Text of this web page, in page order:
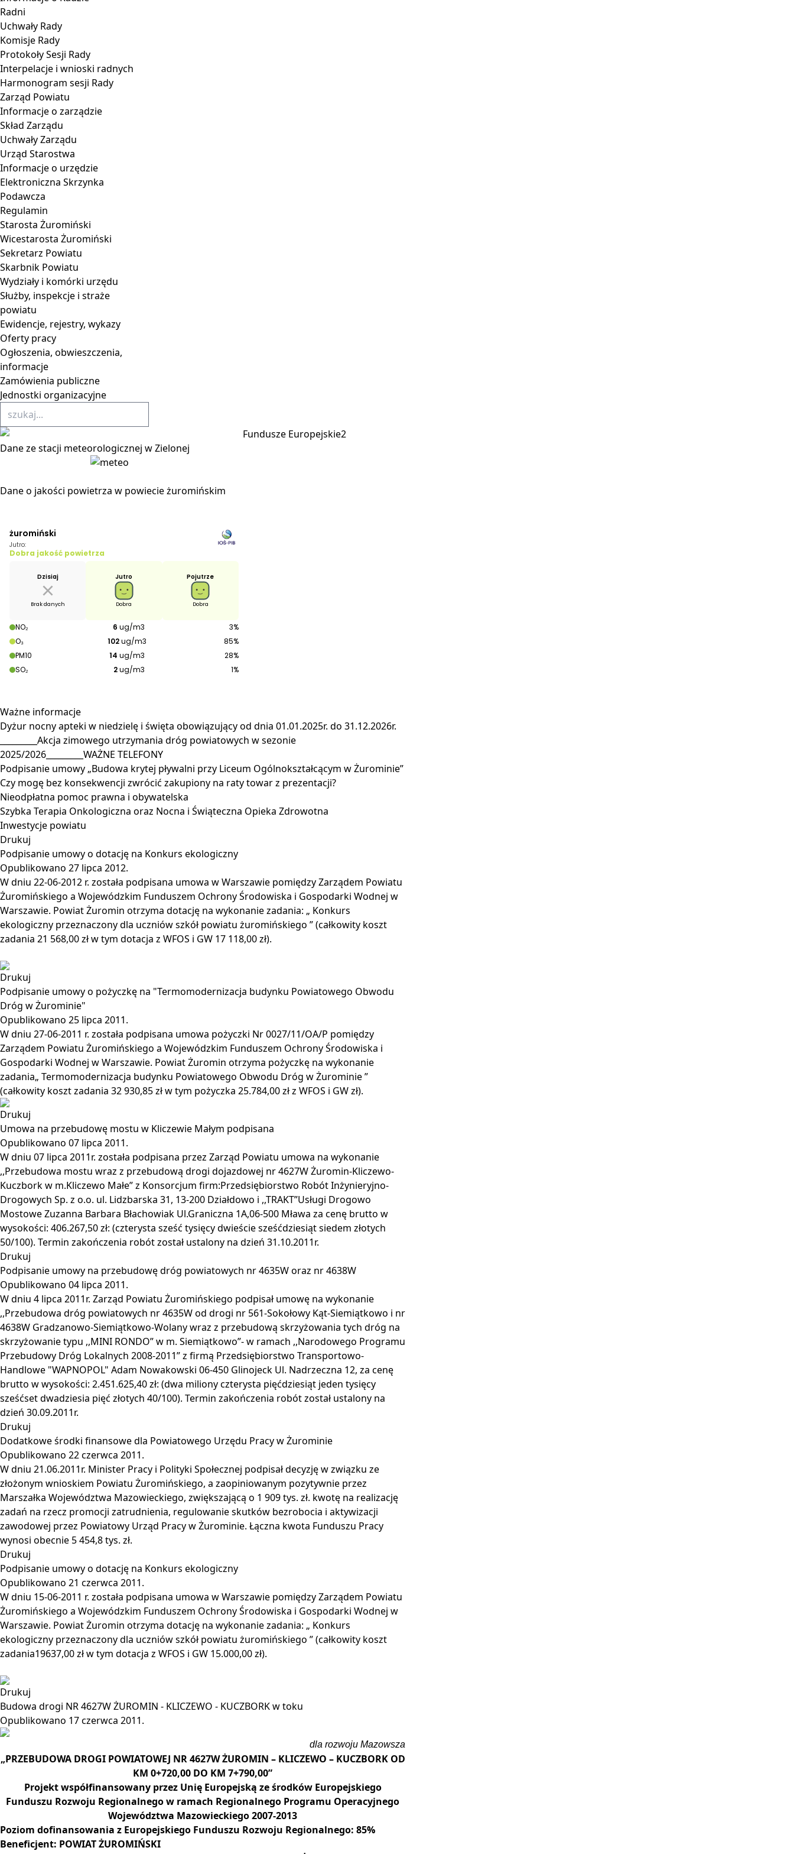
Radni
Uchwały Rady
Komisje Rady
Protokoły Sesji Rady
Interpelacje i wnioski radnych
Harmonogram sesji Rady
Zarząd Powiatu
Informacje o zarządzie
Skład Zarządu
Uchwały Zarządu
Urząd Starostwa
Informacje o urzędzie
Elektroniczna Skrzynka
Podawcza
Regulamin
Starosta Żuromiński
Wicestarosta Żuromiński
Sekretarz Powiatu
Skarbnik Powiatu
Wydziały i komórki urzędu
Służby, inspekcje i straże
powiatu
Ewidencje, rejestry, wykazy
Oferty pracy
Ogłoszenia, obwieszczenia,
informacje
Zamówienia publiczne
Jednostki organizacyjne
Dane ze stacji meteorologicznej w Zielonej
Dane o jakości powietrza w powiecie żuromińskim
Ważne informacje
Dyżur nocny apteki w niedzielę i święta obowiązujący od dnia 01.01.2025r. do 31.12.2026r.
_________Akcja zimowego utrzymania dróg powiatowych w sezonie
2025/2026_________WAŻNE TELEFONY
Podpisanie umowy „Budowa krytej pływalni przy Liceum Ogólnokształcącym w Żurominie”
Czy mogę bez konsekwencji zwrócić zakupiony na raty towar z prezentacji?
Nieodpłatna pomoc prawna i obywatelska
Szybka Terapia Onkologiczna oraz Nocna i Świąteczna Opieka Zdrowotna
Inwestycje powiatu
Drukuj
Podpisanie umowy o dotację na Konkurs ekologiczny
Opublikowano 27 lipca 2012.
W dniu 22-06-2012 r. została podpisana umowa w Warszawie pomiędzy Zarządem Powiatu
Żuromińskiego a Wojewódzkim Funduszem Ochrony Środowiska i Gospodarki Wodnej w
Warszawie. Powiat Żuromin otrzyma dotację na wykonanie zadania: „ Konkurs
ekologiczny przeznaczony dla uczniów szkół powiatu żuromińskiego ” (całkowity koszt
zadania 21 568,00 zł w tym dotacja z WFOS i GW 17 118,00 zł).
Drukuj
Podpisanie umowy o pożyczkę na "Termomodernizacja budynku Powiatowego Obwodu
Dróg w Żurominie"
Opublikowano 25 lipca 2011.
W dniu 27-06-2011 r. została podpisana umowa pożyczki Nr 0027/11/OA/P pomiędzy
Zarządem Powiatu Żuromińskiego a Wojewódzkim Funduszem Ochrony Środowiska i
Gospodarki Wodnej w Warszawie. Powiat Żuromin otrzyma pożyczkę na wykonanie
zadania„ Termomodernizacja budynku Powiatowego Obwodu Dróg w Żurominie ”
(całkowity koszt zadania 32 930,85 zł w tym pożyczka 25.784,00 zł z WFOS i GW zł).
Drukuj
Umowa na przebudowę mostu w Kliczewie Małym podpisana
Opublikowano 07 lipca 2011.
W dniu 07 lipca 2011r. została podpisana przez Zarząd Powiatu umowa na wykonanie
,,Przebudowa mostu wraz z przebudową drogi dojazdowej nr 4627W Żuromin-Kliczewo-
Kuczbork w m.Kliczewo Małe” z Konsorcjum firm:Przedsiębiorstwo Robót Inżynieryjno-
Drogowych Sp. z o.o. ul. Lidzbarska 31, 13-200 Działdowo i ,,TRAKT”Usługi Drogowo
Mostowe Zuzanna Barbara Błachowiak Ul.Graniczna 1A,06-500 Mława za cenę brutto w
wysokości: 406.267,50 zł: (czterysta sześć tysięcy dwieście sześćdziesiąt siedem złotych
50/100). Termin zakończenia robót został ustalony na dzień 31.10.2011r.
Drukuj
Podpisanie umowy na przebudowę dróg powiatowych nr 4635W oraz nr 4638W
Opublikowano 04 lipca 2011.
W dniu 4 lipca 2011r. Zarząd Powiatu Żuromińskiego podpisał umowę na wykonanie
,,Przebudowa dróg powiatowych nr 4635W od drogi nr 561-Sokołowy Kąt-Siemiątkowo i nr
4638W Gradzanowo-Siemiątkowo-Wolany wraz z przebudową skrzyżowania tych dróg na
skrzyżowanie typu ,,MINI RONDO” w m. Siemiątkowo”- w ramach ,,Narodowego Programu
Przebudowy Dróg Lokalnych 2008-2011” z firmą Przedsiębiorstwo Transportowo-
Handlowe "WAPNOPOL" Adam Nowakowski 06-450 Glinojeck Ul. Nadrzeczna 12, za cenę
brutto w wysokości: 2.451.625,40 zł: (dwa miliony czterysta pięćdziesiąt jeden tysięcy
sześćset dwadziesia pięć złotych 40/100). Termin zakończenia robót został ustalony na
dzień 30.09.2011r.
Drukuj
Dodatkowe środki finansowe dla Powiatowego Urzędu Pracy w Żurominie
Opublikowano 22 czerwca 2011.
W dniu 21.06.2011r. Minister Pracy i Polityki Społecznej podpisał decyzję w związku ze
złożonym wnioskiem Powiatu Żuromińskiego, a zaopiniowanym pozytywnie przez
Marszałka Województwa Mazowieckiego, zwiększającą o 1 909 tys. zł. kwotę na realizację
zadań na rzecz promocji zatrudnienia, regulowanie skutków bezrobocia i aktywizacji
zawodowej przez Powiatowy Urząd Pracy w Żurominie. Łączna kwota Funduszu Pracy
wynosi obecnie 5 454,8 tys. zł.
Drukuj
Podpisanie umowy o dotację na Konkurs ekologiczny
Opublikowano 21 czerwca 2011.
W dniu 15-06-2011 r. została podpisana umowa w Warszawie pomiędzy Zarządem Powiatu
Żuromińskiego a Wojewódzkim Funduszem Ochrony Środowiska i Gospodarki Wodnej w
Warszawie. Powiat Żuromin otrzyma dotację na wykonanie zadania: „ Konkurs
ekologiczny przeznaczony dla uczniów szkół powiatu żuromińskiego ” (całkowity koszt
zadania19637,00 zł w tym dotacja z WFOS i GW 15.000,00 zł).
Drukuj
Budowa drogi NR 4627W ŻUROMIN - KLICZEWO - KUCZBORK w toku
Opublikowano 17 czerwca 2011.
dla rozwoju Mazowsza
„PRZEBUDOWA DROGI POWIATOWEJ NR 4627W ŻUROMIN – KLICZEWO – KUCZBORK OD
KM 0+720,00 DO KM 7+790,00”
Projekt współfinansowany przez Unię Europejską ze środków Europejskiego
Funduszu Rozwoju Regionalnego w ramach Regionalnego Programu Operacyjnego
Województwa Mazowieckiego 2007-2013
Poziom dofinansowania z Europejskiego Funduszu Rozwoju Regionalnego: 85%
Beneficjent: POWIAT ŻUROMIŃSKI